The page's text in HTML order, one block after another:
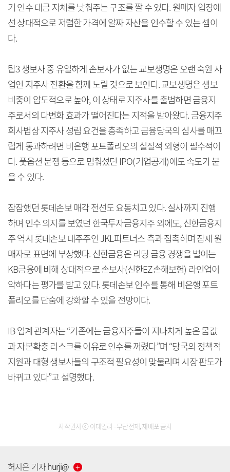
기 인수 대금 자체를 낮춰주는 구조를 짤 수 있다. 원매자 입장에
선 상대적으로 저렴한 가격에 알짜 자산을 인수할 수 있는 셈이
다.
탑3 생보사 중 유일하게 손보사가 없는 교보생명은 오랜 숙원 사
업인 지주사 전환을 함께 노릴 것으로 보인다. 교보생명은 생보
비중이 압도적으로 높아, 이 상태로 지주사를 출범하면 금융지
주로서의 다변화 효과가 떨어진다는 지적을 받아왔다. 금융지주
회사법상 지주사 성립 요건을 충족하고 금융당국의 심사를 매끄
럽게 통과하려면 비은행 포트폴리오의 실질적 외형이 필수적이
다. 풋옵션 분쟁 등으로 멈춰섰던 IPO(기업공개)에도 속도가 붙
을 수 있다.
잠잠했던 롯데손보 매각 전선도 요동치고 있다. 실사까지 진행
하며 인수 의지를 보였던 한국투자금융지주 외에도, 신한금융지
주 역시 롯데손보 대주주인 JKL파트너스 측과 접촉하며 잠재 원
매자로 표면에 부상했다. 신한금융은 리딩 금융 경쟁을 벌이는
KB금융에 비해 상대적으로 손보사(신한EZ손해보험) 라인업이
약하다는 평가를 받고 있다. 롯데손보 인수를 통해 비은행 포트
폴리오를 단숨에 강화할 수 있을 전망이다.
IB 업계 관계자는 “기존에는 금융지주들이 지나치게 높은 몸값
과 자본확충 리스크를 이유로 인수를 꺼렸다”며 “당국의 정책적
지원과 대형 생보사들의 구조적 필요성이 맞물리며 시장 판도가
바뀌고 있다”고 설명했다.
저작권자 ⓒ 이데일리 - 무단전재, 재배포 금지
허지은 기자hurji@